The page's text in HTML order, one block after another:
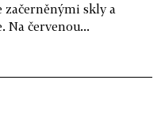
skly a
Na červenou...